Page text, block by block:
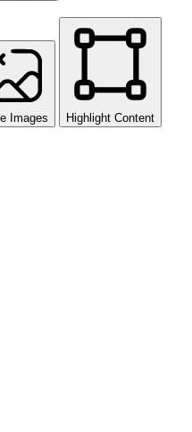
Images Highlight Content